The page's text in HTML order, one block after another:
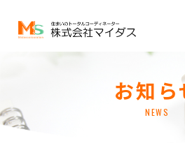
お知ら
NEWS